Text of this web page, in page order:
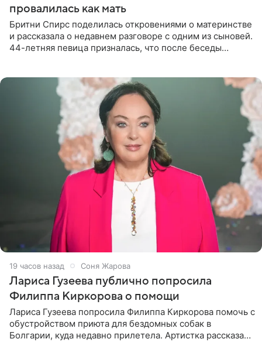
провалилась как мать
Бритни Спирс поделилась откровениями о материнстве
и рассказала о недавнем разговоре с одним из сыновей.
44-летняя певица призналась, что после беседы
19 часов назад Соня Жарова
Лариса Гузеева публично попросила
Филиппа Киркорова о помощи
Лариса Гузеева попросила Филиппа Киркорова помочь с
обустройством приюта для бездомных собак в
Болгарии, куда недавно прилетела. Артистка рассказала